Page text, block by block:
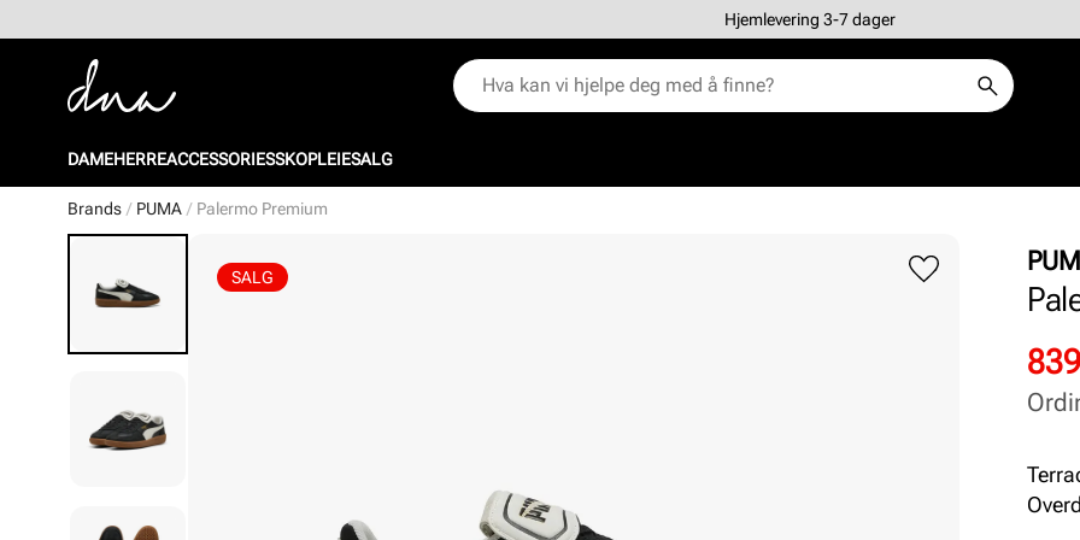
Hjemlevering 3-7 dager
DAMEHERREACCESSORIESSKOPLEIESALG
Brands PUMA Palermo Premium
SALG
pris
pris